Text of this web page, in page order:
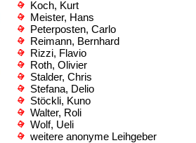
Koch, Kurt
Meister, Hans
Peterposten, Carlo
Reimann, Bernhard
Rizzi, Flavio
Roth, Olivier
Stalder, Chris
Stefana, Delio
Stöckli, Kuno
Walter, Roli
Wolf, Ueli
weitere anonyme Leihgeber